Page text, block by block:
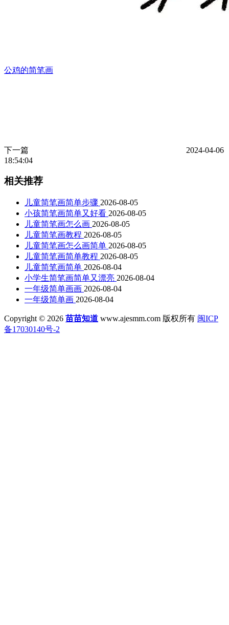
公鸡的简笔画
下一篇
2024-04-06
18:54:04
相关推荐
儿童简笔画简单步骤 2026-08-05
小孩简笔画简单又好看 2026-08-05
儿童简笔画怎么画 2026-08-05
儿童简笔画教程 2026-08-05
儿童简笔画怎么画简单 2026-08-05
儿童简笔画简单教程 2026-08-05
儿童简笔画简单 2026-08-04
小学生简笔画简单又漂亮 2026-08-04
一年级简单画画 2026-08-04
一年级简单画 2026-08-04
Copyright © 2026 苗苗知道 www.ajesmm.com 版权所有 闽ICP
备17030140号-2